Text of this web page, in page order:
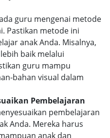
guru mengenai metode
Pastikan metode ini
anak Anda. Misalnya,
baik melalui
guru mampu
bahan visual dalam
Pembelajaran
pembelajaran
Anda. Mereka harus
anak dan